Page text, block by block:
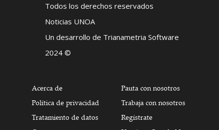
Todos los derechos reservados
Noticias UNOA
Un desarrollo de Trianametria Software
2024 ©
Acerca de
Política de privacidad
Tratamiento de datos
Pauta con nosotros
Trabaja con nosotros
Regístrate